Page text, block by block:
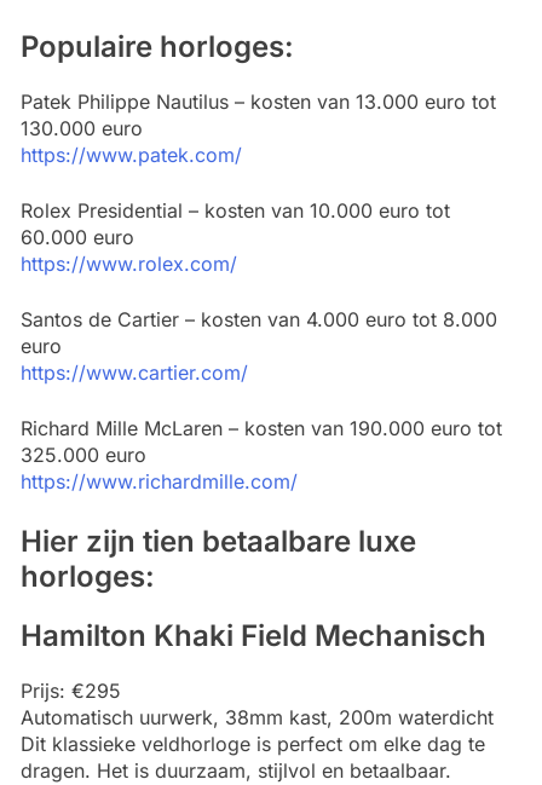
Populaire horloges:
Patek Philippe Nautilus – kosten van 13.000 euro tot
130.000 euro
https://www.patek.com/
Rolex Presidential – kosten van 10.000 euro tot
60.000 euro
https://www.rolex.com/
Santos de Cartier – kosten van 4.000 euro tot 8.000
euro
https://www.cartier.com/
Richard Mille McLaren – kosten van 190.000 euro tot
325.000 euro
https://www.richardmille.com/
Hier zijn tien betaalbare luxe
horloges:
Hamilton Khaki Field Mechanisch
Prijs: €295
Automatisch uurwerk, 38mm kast, 200m waterdicht
Dit klassieke veldhorloge is perfect om elke dag te
dragen. Het is duurzaam, stijlvol en betaalbaar.